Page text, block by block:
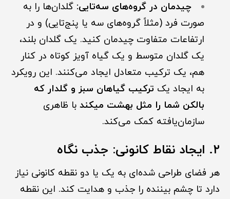
چیدمان در گروه‌های سه‌تایی: گلدان‌ها را به
صورت فرد (مثلاً گروه‌های سه یا پنج‌تایی) و در
ارتفاعات متفاوت چیدمان کنید. یک گلدان بلند،
یک گلدان متوسط و یک گیاه آویز کوتاه در کنار
هم، یک ترکیب متعادل ایجاد می‌کنند. این رویکرد
به ایجاد یک ترکیب گیاهان سبز و گلدار که
بالکن شما را مثل بهشت میکند با ظاهری
سازمان‌یافته کمک می‌کند.
۲. ایجاد نقاط کانونی: جذب نگاه
هر فضای طراحی شده‌ای به یک یا دو نقطه کانونی نیاز
دارد تا چشم بیننده را جذب و هدایت کند. این نقطه